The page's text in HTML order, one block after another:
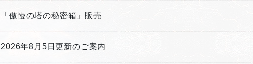
「傲慢の塔の秘密箱」販売
2026年8月5日更新のご案内